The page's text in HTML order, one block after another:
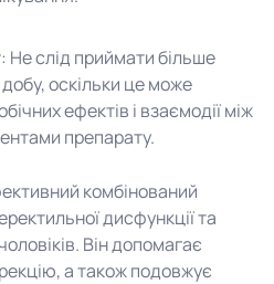
: Не слід приймати більше
добу, оскільки це може
ефектів і взаємодії між
препарату.
комбінований
дисфункції та
Він допомагає
а також подовжує